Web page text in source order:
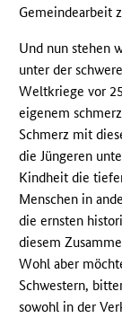
Gemeindearbeit
Und nun stehen
unter der
Weltkriege vor
eigenem
Schmerz mit
die Jüngeren
Kindheit die
Menschen in
die ernsten
diesem
Wohl aber
Schwestern,
sowohl in der